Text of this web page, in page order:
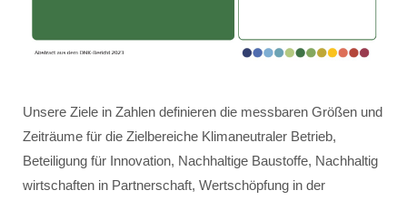
Unsere Ziele in Zahlen definieren die messbaren Größen und
Zeiträume für die Zielbereiche Klimaneutraler Betrieb,
Beteiligung für Innovation, Nachhaltige Baustoffe, Nachhaltig
wirtschaften in Partnerschaft, Wertschöpfung in der